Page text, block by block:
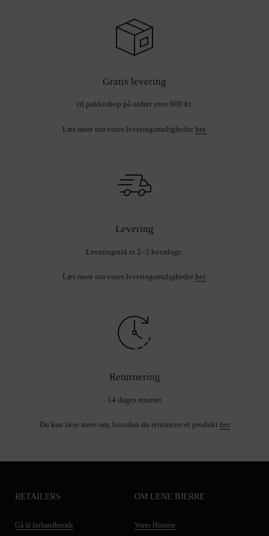
Gratis levering
til pakkeshop på ordrer over 600 kr.
Læs mere om vores leveringsmuligheder her.
Levering
Leveringstid er 2–5 hverdage.
Læs mere om vores leveringsmuligheder her.
Returnering
14 dages returret
Du kan læse mere om, hvordan du returnerer et produkt her
RETAILERS
Gå til forhandlerside
OM LENE BJERRE
Vores Historie